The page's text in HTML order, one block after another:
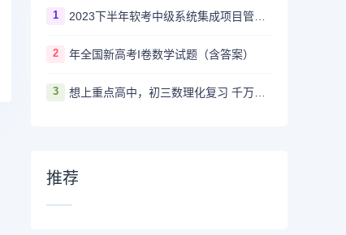
1 2023下半年软考中级系统集成项目管理工程师多长时间出成绩
2 年全国新高考I卷数学试题（含答案）
3 想上重点高中，初三数理化复习 千万不要盲目刷真题卷和模拟卷！
推荐